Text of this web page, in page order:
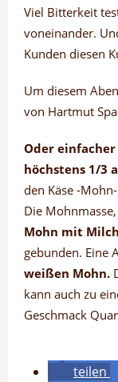
Viel Bitterkeit
voneinander.
Kunden diesen
Um diesem
von Hartmut
Oder einfacher
höchstens 1/3
den Käse -
Die
Mohn mit
gebunden. Eine
weißen Mohn.
kann auch zu
Geschmack
teilen